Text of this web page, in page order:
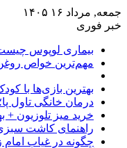
جمعه, مرداد ۱۶ ۱۴۰۵
خبر فوری
بیماری لوپوس
مهم‌ترین خواص
بهترین بازی‌ها با کودک ۲
درمان خانگی تاول پا؛ ۱۰ روش موثر برای تسکین درد و بهبود سریع
خرید میز تلوزیون +
راهنمای کاشت سبزی در گلدان
چگونه در غیاب